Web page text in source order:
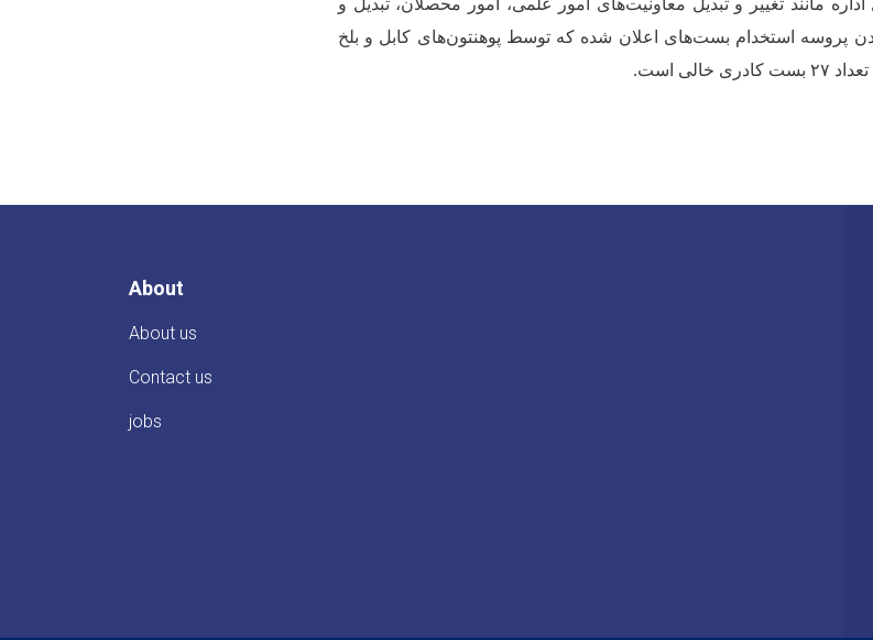
پروسه استخدام بست‌های اعلان شده که توسط پوهنتون‌های کابل و بلخ
است.
About
About us
Contact us
jobs